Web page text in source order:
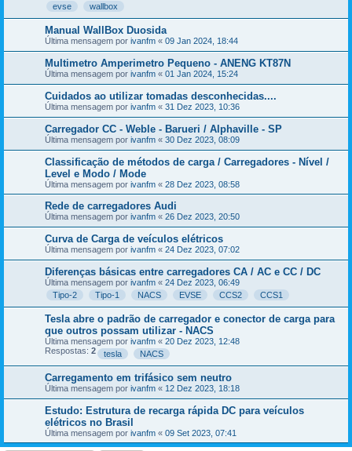
evse
wallbox
Manual WallBox Duosida
Última mensagem por ivanfm « 09 Jan 2024, 18:44
Multimetro Amperimetro Pequeno - ANENG KT87N
Última mensagem por ivanfm « 01 Jan 2024, 15:24
Cuidados ao utilizar tomadas desconhecidas....
Última mensagem por ivanfm « 31 Dez 2023, 10:36
Carregador CC - Weble - Barueri / Alphaville - SP
Última mensagem por ivanfm « 30 Dez 2023, 08:09
Classificação de métodos de carga / Carregadores - Nível /
Level e Modo / Mode
Última mensagem por ivanfm « 28 Dez 2023, 08:58
Rede de carregadores Audi
Última mensagem por ivanfm « 26 Dez 2023, 20:50
Curva de Carga de veículos elétricos
Última mensagem por ivanfm « 24 Dez 2023, 07:02
Diferenças básicas entre carregadores CA / AC e CC / DC
Última mensagem por ivanfm « 24 Dez 2023, 06:49
Tipo-2
Tipo-1 NACS EVSE CCS2 CCS1
Tesla abre o padrão de carregador e conector de carga para
que outros possam utilizar - NACS
Última mensagem por ivanfm « 20 Dez 2023, 12:48
Respostas: 2 tesla NACS
Carregamento em trifásico sem neutro
Última mensagem por ivanfm « 12 Dez 2023, 18:18
Estudo: Estrutura de recarga rápida DC para veículos
elétricos no Brasil
Última mensagem por ivanfm « 09 Set 2023, 07:41